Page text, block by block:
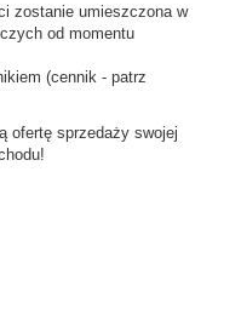
zostanie umieszczona w
od momentu
(cennik - patrz
ofertę sprzedaży swojej